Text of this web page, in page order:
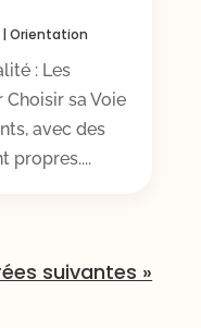
| Orientation
: Les
sa Voie
avec des
propres....
suivantes »